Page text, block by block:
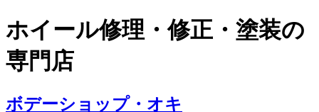
コ
ン
テ
ン
に
ホイール修理・修正・塗装の
専門店
ボデーショップ・オキ